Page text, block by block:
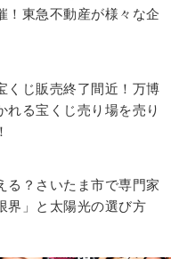
！東急不動産が様々な企
くじ販売終了間近！万博
れる宝くじ売り場を売り
る？さいたま市で専門家
界」と太陽光の選び方